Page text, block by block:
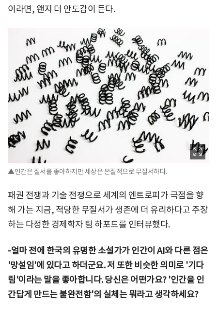
이라면, 왠지 더 안도감이 든다.
▲인간은 질서를 좋아하지만 세상은 본질적으로 무질서하다.
패권 전쟁과 기술 전쟁으로 세계의 엔트로피가 극점을 향
해 가는 지금, 적당한 무질서가 생존에 더 유리하다고 주장
하는 다정한 경제학자 팀 하포드를 인터뷰했다.
-얼마 전에 한국의 유명한 소설가가 인간이 AI와 다른 점은
'망설임'에 있다고 하더군요. 저 또한 비슷한 의미로 '기다
림'이라는 말을 좋아합니다. 당신은 어떤가요? '인간을 인
간답게 만드는 불완전함'의 실체는 뭐라고 생각하세요?